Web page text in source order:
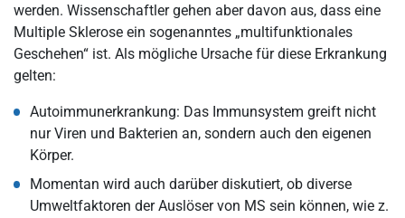
werden. Wissenschaftler gehen aber davon aus, dass eine
Multiple Sklerose ein sogenanntes „multifunktionales
Geschehen“ ist. Als mögliche Ursache für diese Erkrankung
gelten:
Autoimmunerkrankung: Das Immunsystem greift nicht
nur Viren und Bakterien an, sondern auch den eigenen
Körper.
Momentan wird auch darüber diskutiert, ob diverse
Umweltfaktoren der Auslöser von MS sein können, wie z.